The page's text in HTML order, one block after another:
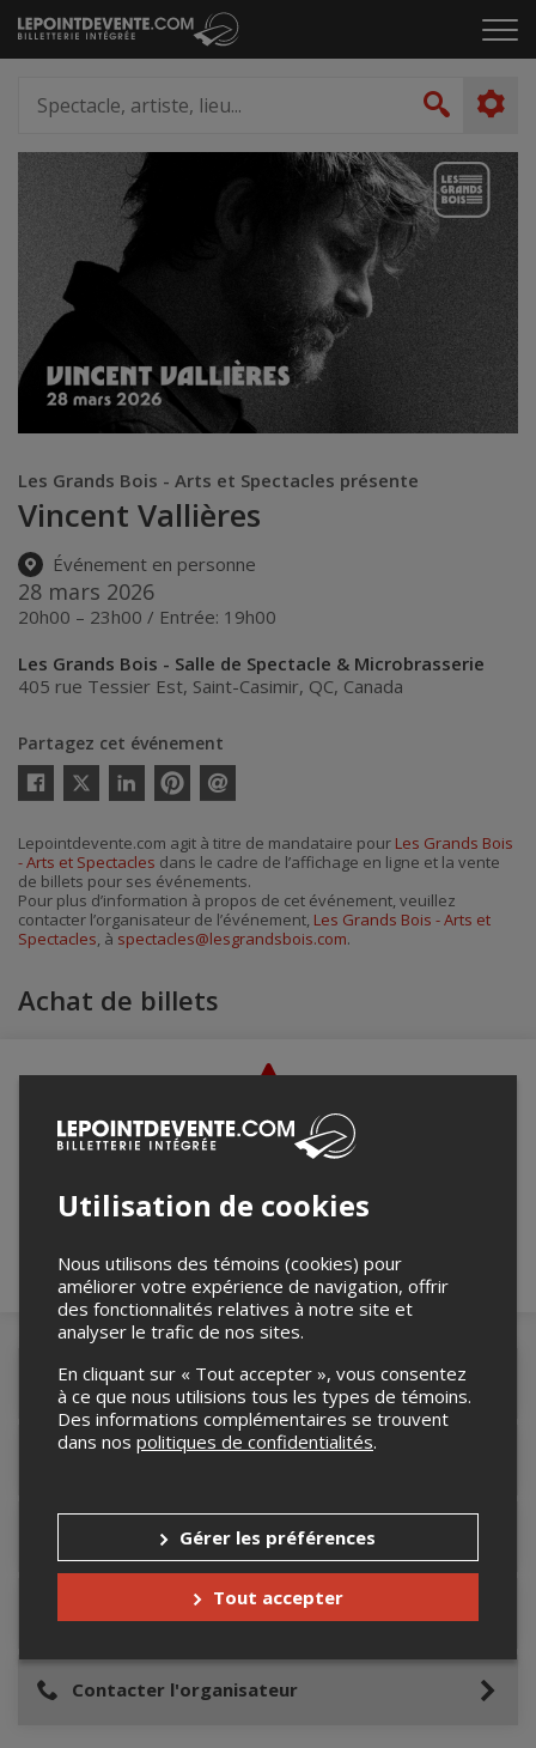
Passer
au
le
artiste,
lieu...
Les Grands Bois - Arts et Spectacles présente
Vincent Vallières
Événement en personne
28 mars 2026
20h00 – 23h00 / Entrée: 19h00
Les Grands Bois - Salle de Spectacle & Microbrasserie
405 rue Tessier Est, Saint-Casimir, QC, Canada
Partagez cet événement
Twitter
courriel
Lepointdevente.com agit à titre de mandataire pour Les Grands Bois
- Arts et Spectacles dans le cadre de l’affichage en ligne et la vente
de billets pour ses événements.
Pour plus d’information à propos de cet événement, veuillez
contacter l’organisateur de l’événement, Les Grands Bois - Arts et
Spectacles, à spectacles@lesgrandsbois.com.
Achat de billets
Merci de confirmer que vous n'êtes pas un
robot ci-bas.
Détails de l'événement
Accès au site de l'événement
Informations relatives au stationnement
Lieu de l'événement
Contacter l'organisateur
Utilisation de cookies
Nous utilisons des témoins (cookies) pour
améliorer votre expérience de navigation, offrir
des fonctionnalités relatives à notre site et
analyser le trafic de nos sites.
En cliquant sur « Tout accepter », vous consentez
à ce que nous utilisions tous les types de témoins.
Des informations complémentaires se trouvent
dans nos politiques de confidentialités.
Gérer les préférences
Tout accepter